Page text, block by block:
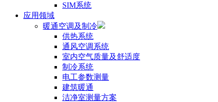
SIM系统
应用领域
暖通空调及制冷
供热系统
通风空调系统
室内空气质量及舒适度
制冷系统
电工参数测量
建筑暖通
洁净室测量方案